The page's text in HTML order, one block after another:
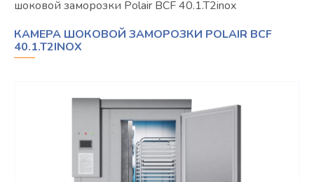
Режим работы:Пн..Пт: 9.00-18.00
шоковой заморозки Polair ВСF 40.1.T2inox
КАМЕРА ШОКОВОЙ ЗАМОРОЗКИ POLAIR ВСF
40.1.T2INOX